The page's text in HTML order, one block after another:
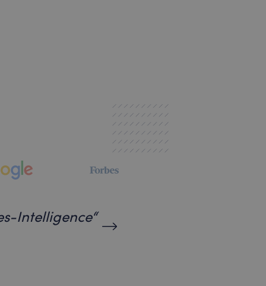
Intelligence“